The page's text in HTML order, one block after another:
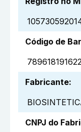
Código de
Fabricante:
CNPJ do